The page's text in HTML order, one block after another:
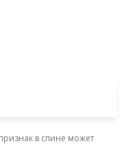
в спине может